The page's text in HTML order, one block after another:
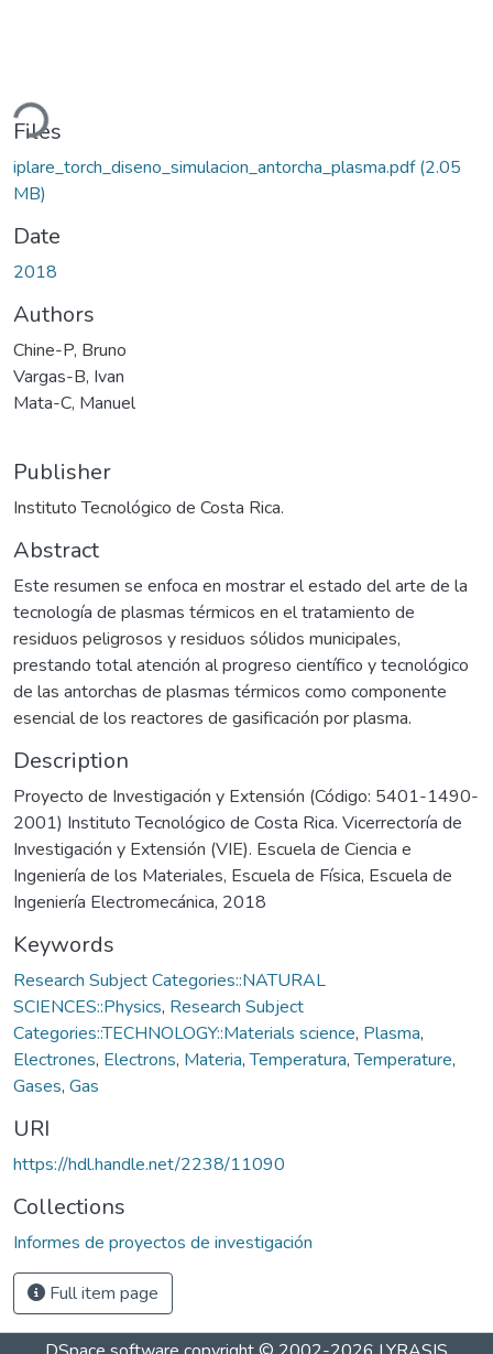
Files
iplare_torch_diseno_simulacion_antorcha_plasma.pdf(2.05
MB)
Date
2018
Authors
Chine-P, Bruno
Vargas-B, Ivan
Mata-C, Manuel
Publisher
Instituto Tecnológico de Costa Rica.
Abstract
Este resumen se enfoca en mostrar el estado del arte de la
tecnología de plasmas térmicos en el tratamiento de
residuos peligrosos y residuos sólidos municipales,
prestando total atención al progreso científico y tecnológico
de las antorchas de plasmas térmicos como componente
esencial de los reactores de gasificación por plasma.
Description
Proyecto de Investigación y Extensión (Código: 5401-1490-
2001) Instituto Tecnológico de Costa Rica. Vicerrectoría de
Investigación y Extensión (VIE). Escuela de Ciencia e
Ingeniería de los Materiales, Escuela de Física, Escuela de
Ingeniería Electromecánica, 2018
Keywords
Research Subject Categories::NATURAL
SCIENCES::Physics, Research Subject
Categories::TECHNOLOGY::Materials science, Plasma,
Electrones, Electrons, Materia,Temperatura,Temperature,
Gases, Gas
URI
https://hdl.handle.net/2238/11090
Collections
Informes de proyectos de investigación
Full item page